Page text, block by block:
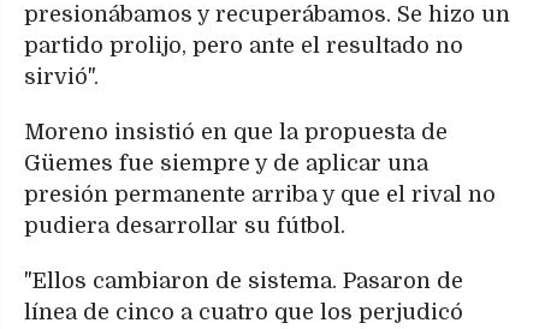
presionábamos y recuperábamos. Se hizo un
partido prolijo, pero ante el resultado no
sirvió".
Moreno insistió en que la propuesta de
Güemes fue siempre y de aplicar una
presión permanente arriba y que el rival no
pudiera desarrollar su fútbol.
"Ellos cambiaron de sistema. Pasaron de
línea de cinco a cuatro que los perjudicó